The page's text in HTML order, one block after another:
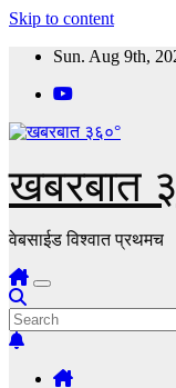
Skip to content
Sun. Aug 9th,
खबरबात
वेबसाईड विश्वात प्रथमच